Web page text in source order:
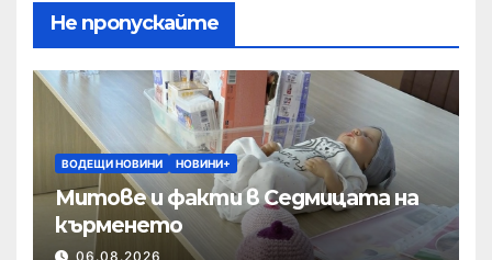
Не пропускайте
ВОДЕЩИ НОВИНИ НОВИНИ+
Митове и факти в Седмицата на
кърменето
06.08.2026